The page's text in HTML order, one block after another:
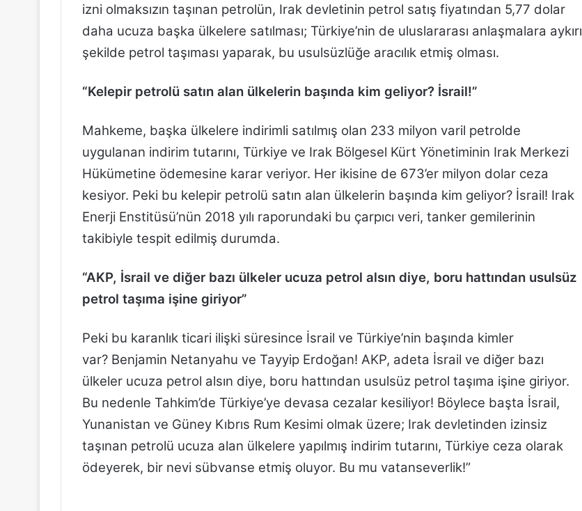
izni olmaksızın taşınan petrolün, Irak devletinin petrol satış fiyatından 5,77 dolar
daha ucuza başka ülkelere satılması; Türkiye’nin de uluslararası anlaşmalara aykırı
şekilde petrol taşıması yaparak, bu usulsüzlüğe aracılık etmiş olması.
“Kelepir petrolü satın alan ülkelerin başında kim geliyor? İsrail!”
Mahkeme, başka ülkelere indirimli satılmış olan 233 milyon varil petrolde
uygulanan indirim tutarını, Türkiye ve Irak Bölgesel Kürt Yönetiminin Irak Merkezi
Hükümetine ödemesine karar veriyor. Her ikisine de 673’er milyon dolar ceza
kesiyor. Peki bu kelepir petrolü satın alan ülkelerin başında kim geliyor? İsrail! Irak
Enerji Enstitüsü’nün 2018 yılı raporundaki bu çarpıcı veri, tanker gemilerinin
takibiyle tespit edilmiş durumda.
“AKP, İsrail ve diğer bazı ülkeler ucuza petrol alsın diye, boru hattından usulsüz
petrol taşıma işine giriyor”
Peki bu karanlık ticari ilişki süresince İsrail ve Türkiye’nin başında kimler
var? Benjamin Netanyahu ve Tayyip Erdoğan! AKP, adeta İsrail ve diğer bazı
ülkeler ucuza petrol alsın diye, boru hattından usulsüz petrol taşıma işine giriyor.
Bu nedenle Tahkim’de Türkiye’ye devasa cezalar kesiliyor! Böylece başta İsrail,
Yunanistan ve Güney Kıbrıs Rum Kesimi olmak üzere; Irak devletinden izinsiz
taşınan petrolü ucuza alan ülkelere yapılmış indirim tutarını, Türkiye ceza olarak
ödeyerek, bir nevi sübvanse etmiş oluyor. Bu mu vatanseverlik!”